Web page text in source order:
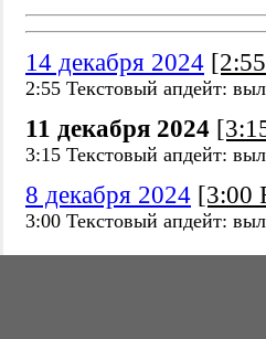
14 декабря 2024
2:55 Текстовый апдейт:
11 декабря 2024
3:15 Текстовый апдейт:
8 декабря 2024 [3:00
3:00 Текстовый апдейт: